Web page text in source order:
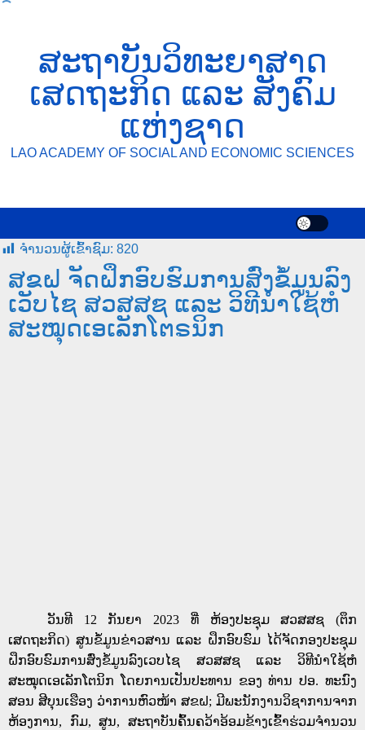
ສະຖາບັນວິທະຍາສາດ
ເສດຖະກິດ ແລະ ສັງຄົມ
ແຫ່ງຊາດ
LAO ACADEMY OF SOCIAL AND ECONOMIC SCIENCES
ຈໍານວນຜູ້ເຂົ້າຊົມ: 820
ສຂຝ ຈັດຝຶກອົບຮົມການສົ່ງຂໍ້ມູນລົງ
ເວັບໄຊ ສວສສຊ ແລະ ວິທີນຳໃຊ້ຫໍ
ສະໝຸດເອເລັກໂຕຣນິກ
ວັນທີ 12 ກັນຍາ 2023 ທີ່ ຫ້ອງປະຊຸມ ສວສສຊ (ຕຶກ
ເສດຖະກິດ) ສູນຂໍ້ມູນຂ່າວສານ ແລະ ຝຶກອົບຮົມ ໄດ້ຈັດກອງປະຊຸມ
ຝຶກອົບຮົມການສົ່ງຂໍ້ມູນລົງເວບໄຊ ສວສສຊ ແລະ ວິທີນໍາໃຊ້ຫໍ
ສະໝຸດເອເລັກໂຕນິກ ໂດຍການເປັນປະທານ ຂອງ ທ່ານ ປອ. ທະນົງ
ສອນ ສີບຸນເຮືອງ ວ່າການຫົວໜ້າ ສຂຝ; ມີພະນັກງານວິຊາການຈາກ
ຫ້ອງການ, ກົມ, ສູນ, ສະຖາບັນຄົ້ນຄວ້າອ້ອມຂ້າງເຂົ້າຮ່ວມຈໍານວນ